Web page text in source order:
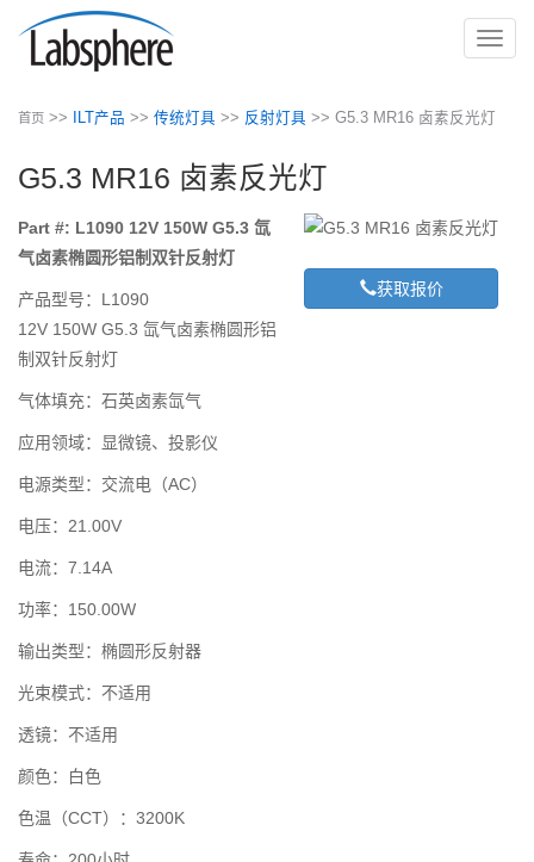
切
首页 >> ILT产品 >> 传统灯具 >> 反射灯具 >> ‌G5.3 MR16 卤素反光灯‌
‌G5.3 MR16 卤素反光灯‌
获取报价
Part #: L1090 12V 150W G5.3 氙
气卤素椭圆形铝制双针反射灯
‌产品型号‌：L1090
12V 150W G5.3 氙气卤素椭圆形铝
制双针反射灯
‌气体填充‌：石英卤素氙气
‌应用领域‌：显微镜、投影仪
‌电源类型‌：交流电（AC）
‌电压：21.00V
电流：7.14A
功率：150.00W
‌输出类型：椭圆形反射器
光束模式：不适用
透镜：不适用
颜色：白色
色温（CCT）：3200K